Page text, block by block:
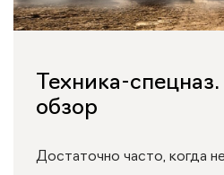
Техника-
обзор
Достаточно часто, когда